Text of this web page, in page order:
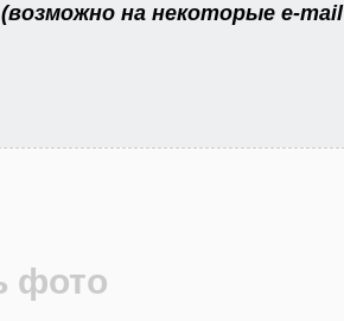
(возможно на некоторые e-mail